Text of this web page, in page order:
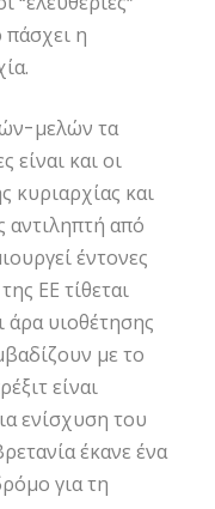
πάσχει η
μελών τα
είναι και οι
κυριαρχίας και
αντιληπτή από
έντονες
ΕΕ τίθεται
άρα υιοθέτησης
με το
είναι
ενίσχυση του
έκανε ένα
για τη